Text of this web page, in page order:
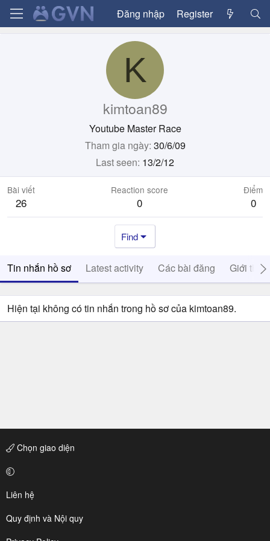
Đăng nhập Register
K
kimtoan89
Youtube Master Race
Tham gia ngày 30/6/09
Last seen 13/2/12
Bài viết
26
Reaction score
0
Điểm
0
Find
Tin nhắn hồ sơ Latest activity Các bài đăng Giới thiệu
Hiện tại không có tin nhắn trong hồ sơ của kimtoan89.
Chọn giao diện
Liên hệ
Quy định và Nội quy